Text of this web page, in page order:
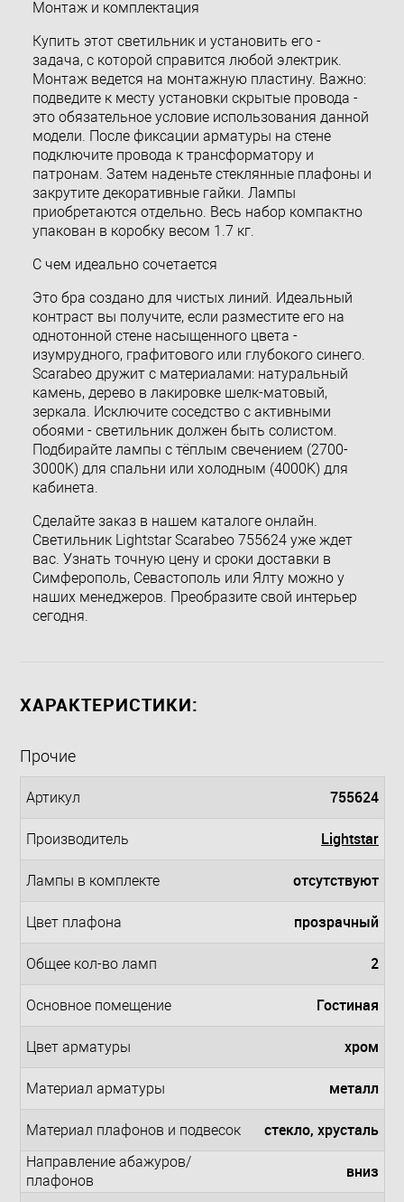
Монтаж и комплектация
Купить этот светильник и установить его -
задача, с которой справится любой электрик.
Монтаж ведется на монтажную пластину. Важно:
подведите к месту установки скрытые провода -
это обязательное условие использования данной
модели. После фиксации арматуры на стене
подключите провода к трансформатору и
патронам. Затем наденьте стеклянные плафоны и
закрутите декоративные гайки. Лампы
приобретаются отдельно. Весь набор компактно
упакован в коробку весом 1.7 кг.
С чем идеально сочетается
Это бра создано для чистых линий. Идеальный
контраст вы получите, если разместите его на
однотонной стене насыщенного цвета -
изумрудного, графитового или глубокого синего.
Scarabeo дружит с материалами: натуральный
камень, дерево в лакировке шелк-матовый,
зеркала. Исключите соседство с активными
обоями - светильник должен быть солистом.
Подбирайте лампы с тёплым свечением (2700-
3000K) для спальни или холодным (4000K) для
кабинета.
Сделайте заказ в нашем каталоге онлайн.
Светильник Lightstar Scarabeo 755624 уже ждет
вас. Узнать точную цену и сроки доставки в
Симферополь, Севастополь или Ялту можно у
наших менеджеров. Преобразите свой интерьер
сегодня.
ХАРАКТЕРИСТИКИ:
Прочие
Артикул 755624
Производитель Lightstar
Лампы в комплекте отсутствуют
Цвет плафона прозрачный
Общее кол-во ламп 2
Основное помещение Гостиная
Цвет арматуры хром
Материал арматуры металл
Материал плафонов и подвесок стекло, хрусталь
Направление абажуров/
плафонов
вниз